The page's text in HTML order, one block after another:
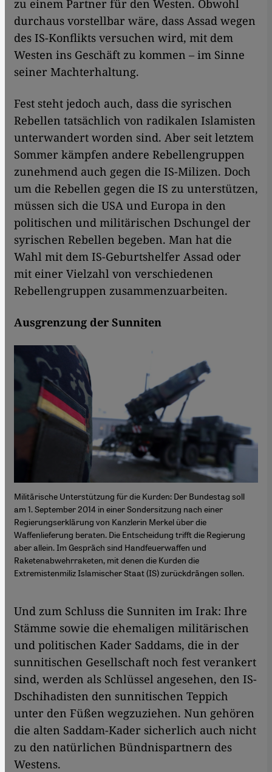
zu einem Partner für den Westen. Obwohl
durchaus vorstellbar wäre, dass Assad wegen
des IS-Konflikts versuchen wird, mit dem
Westen ins Geschäft zu kommen – im Sinne
seiner Machterhaltung.
Fest steht jedoch auch, dass die syrischen
Rebellen tatsächlich von radikalen Islamisten
unterwandert worden sind. Aber seit letztem
Sommer kämpfen andere Rebellengruppen
zunehmend auch gegen die IS-Milizen. Doch
um die Rebellen gegen die IS zu unterstützen,
müssen sich die USA und Europa in den
politischen und militärischen Dschungel der
syrischen Rebellen begeben. Man hat die
Wahl mit dem IS-Geburtshelfer Assad oder
mit einer Vielzahl von verschiedenen
Rebellengruppen zusammenzuarbeiten.
Ausgrenzung der Sunniten
Militärische Unterstützung für die Kurden: Der Bundestag soll
am 1. September 2014 in einer Sondersitzung nach einer
Regierungserklärung von Kanzlerin Merkel über die
Waffenlieferung beraten. Die Entscheidung trifft die Regierung
aber allein. Im Gespräch sind Handfeuerwaffen und
Raketenabwehrraketen, mit denen die Kurden die
Extremistenmiliz Islamischer Staat (IS) zurückdrängen sollen.
Und zum Schluss die Sunniten im Irak: Ihre
Stämme sowie die ehemaligen militärischen
und politischen Kader Saddams, die in der
sunnitischen Gesellschaft noch fest verankert
sind, werden als Schlüssel angesehen, den IS-
Dschihadisten den sunnitischen Teppich
unter den Füßen wegzuziehen. Nun gehören
die alten Saddam-Kader sicherlich auch nicht
zu den natürlichen Bündnispartnern des
Westens.